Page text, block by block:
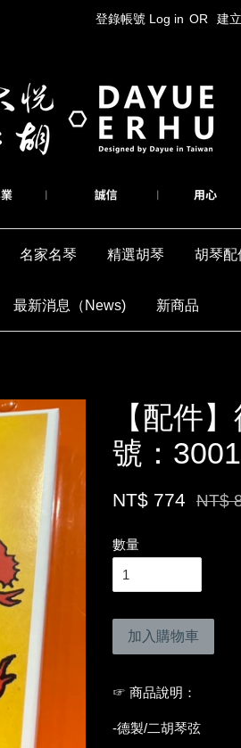
登錄帳號 Log in OR 建
名家名琴 精選胡琴 胡琴配
最新消息（News) 新商品
【配件
號：
NT$ 774 NT$
數量
加入購物車
☞ 商品說明：
-德製/二胡琴弦